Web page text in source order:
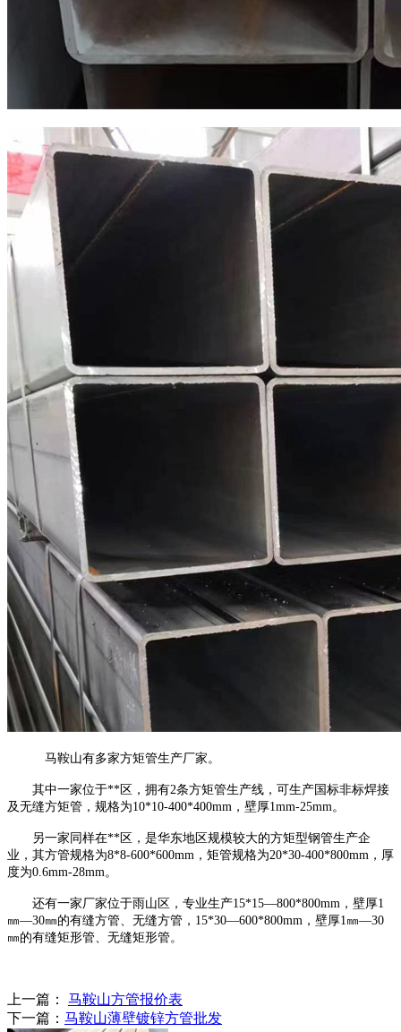
马鞍山有多家方矩管生产厂家。
其中一家位于**区，拥有2条方矩管生产线，可生产国标非标焊接
及无缝方矩管，规格为10*10-400*400mm，壁厚1mm-25mm。
另一家同样在**区，是华东地区规模较大的方矩型钢管生产企
业，其方管规格为8*8-600*600mm，矩管规格为20*30-400*800mm，厚
度为0.6mm-28mm。
还有一家厂家位于雨山区，专业生产15*15—800*800mm，壁厚1
㎜—30㎜的有缝方管、无缝方管，15*30—600*800mm，壁厚1㎜—30
㎜的有缝矩形管、无缝矩形管。
上一篇： 马鞍山方管报价表
下一篇： 马鞍山薄壁镀锌方管批发